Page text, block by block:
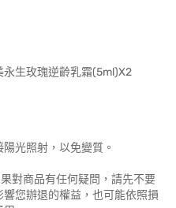
永生玫瑰逆齡乳霜(5ml)X2
光照射，以免變質。
對商品有任何疑問，請先不要
您辦退的權益，也可能依照損